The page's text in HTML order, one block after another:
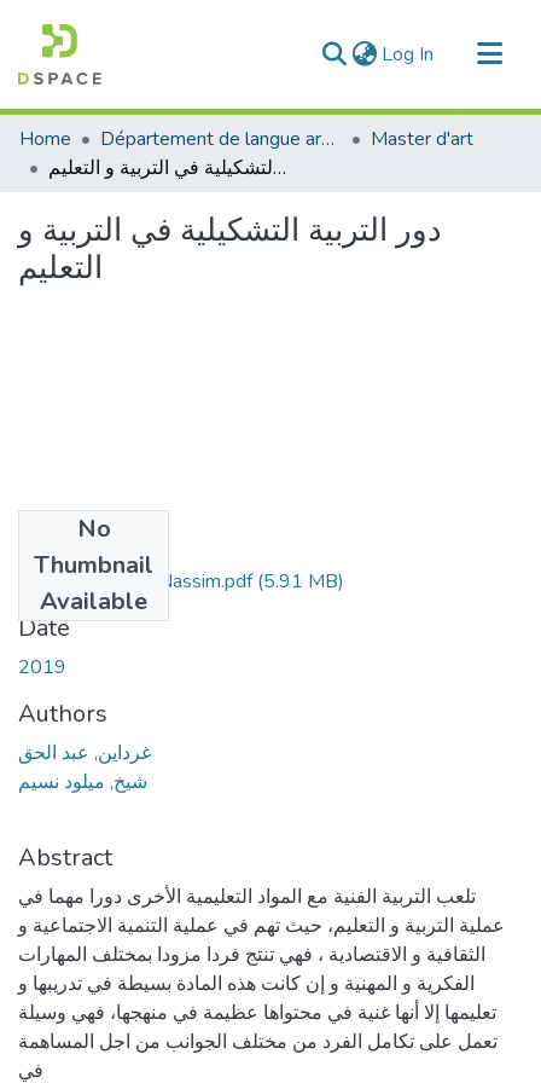
Log In (current)
Communities & Collections
All of DSpace
Home Département de langue arabe
Master d'art
دور التربية التشكيلية في التربية و التعليم
دور التربية التشكيلية في التربية و
التعليم
No
Thumbnail
Available
Chiekh-Miloude-Nassim.pdf(5.91 MB)
Date
2019
Authors
غرداين, عبد الحق
شيخ, ميلود نسيم
Abstract
تلعب التربية الفنية مع المواد التعليمية الأخرى دورا مهما في
عملية التربية و التعليم، حيث تهم في عملية التنمية الاجتماعية و
الثقافية و الاقتصادية ، فهي تنتج فردا مزودا بمختلف المهارات
الفكرية و المهنية و إن كانت هذه المادة بسيطة في تدريبها و
تعليمها إلا أنها غنية في محتواها عظيمة في منهجها، فهي وسيلة
تعمل على تكامل الفرد من مختلف الجوانب من اجل المساهمة
في